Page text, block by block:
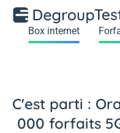
Box internet
C'est parti :
000 forfaits